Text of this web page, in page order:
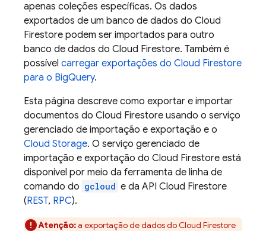
apenas coleções específicas. Os dados
exportados de um banco de dados do Cloud
Firestore podem ser importados para outro
banco de dados do Cloud Firestore. Também é
possível carregar exportações do Cloud Firestore
para o BigQuery.
Esta página descreve como exportar e importar
documentos do Cloud Firestore usando o serviço
gerenciado de importação e exportação e o
Cloud Storage. O serviço gerenciado de
importação e exportação do Cloud Firestore está
disponível por meio da ferramenta de linha de
comando do gcloud e da API Cloud Firestore
(REST, RPC).
Atenção:a exportação de dados doCloud Firestore